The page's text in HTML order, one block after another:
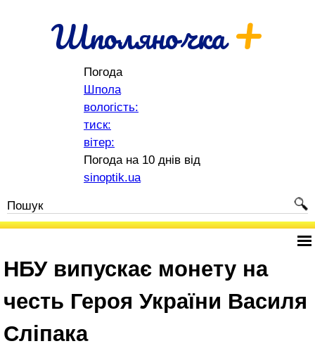
Шполяночка+
Погода
Шпола
вологість:
тиск:
вітер:
Погода на 10 днів від
sinoptik.ua
НБУ випускає монету на
честь Героя України Василя
Сліпака